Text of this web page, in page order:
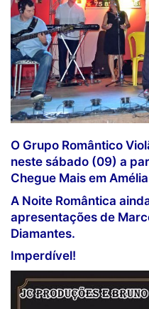
O Grupo Romântico
neste sábado (09) a
Chegue Mais em
A Noite Romântica
apresentações de
Diamantes.
Imperdível!